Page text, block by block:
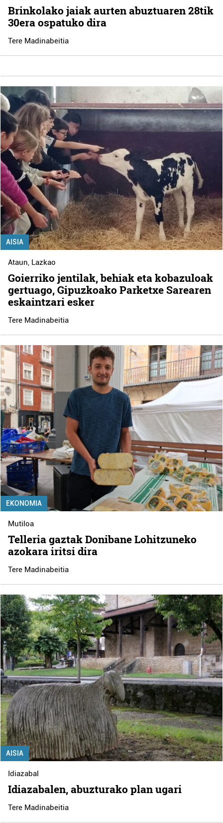
Brinkolako jaiak aurten abuztuaren 28tik
30era ospatuko dira
Tere Madinabeitia
AISIA
Ataun Lazkao
Goierriko jentilak, behiak eta kobazuloak
gertuago, Gipuzkoako Parketxe Sarearen
eskaintzari esker
Tere Madinabeitia
EKONOMIA
Mutiloa
Telleria gaztak Donibane Lohitzuneko
azokara iritsi dira
Tere Madinabeitia
AISIA
Idiazabal
Idiazabalen, abuzturako plan ugari
Tere Madinabeitia